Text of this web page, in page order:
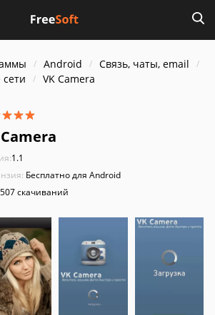
Android
Связь, чаты, email
VK Camera
1.1
Бесплатно для Android
скачиваний